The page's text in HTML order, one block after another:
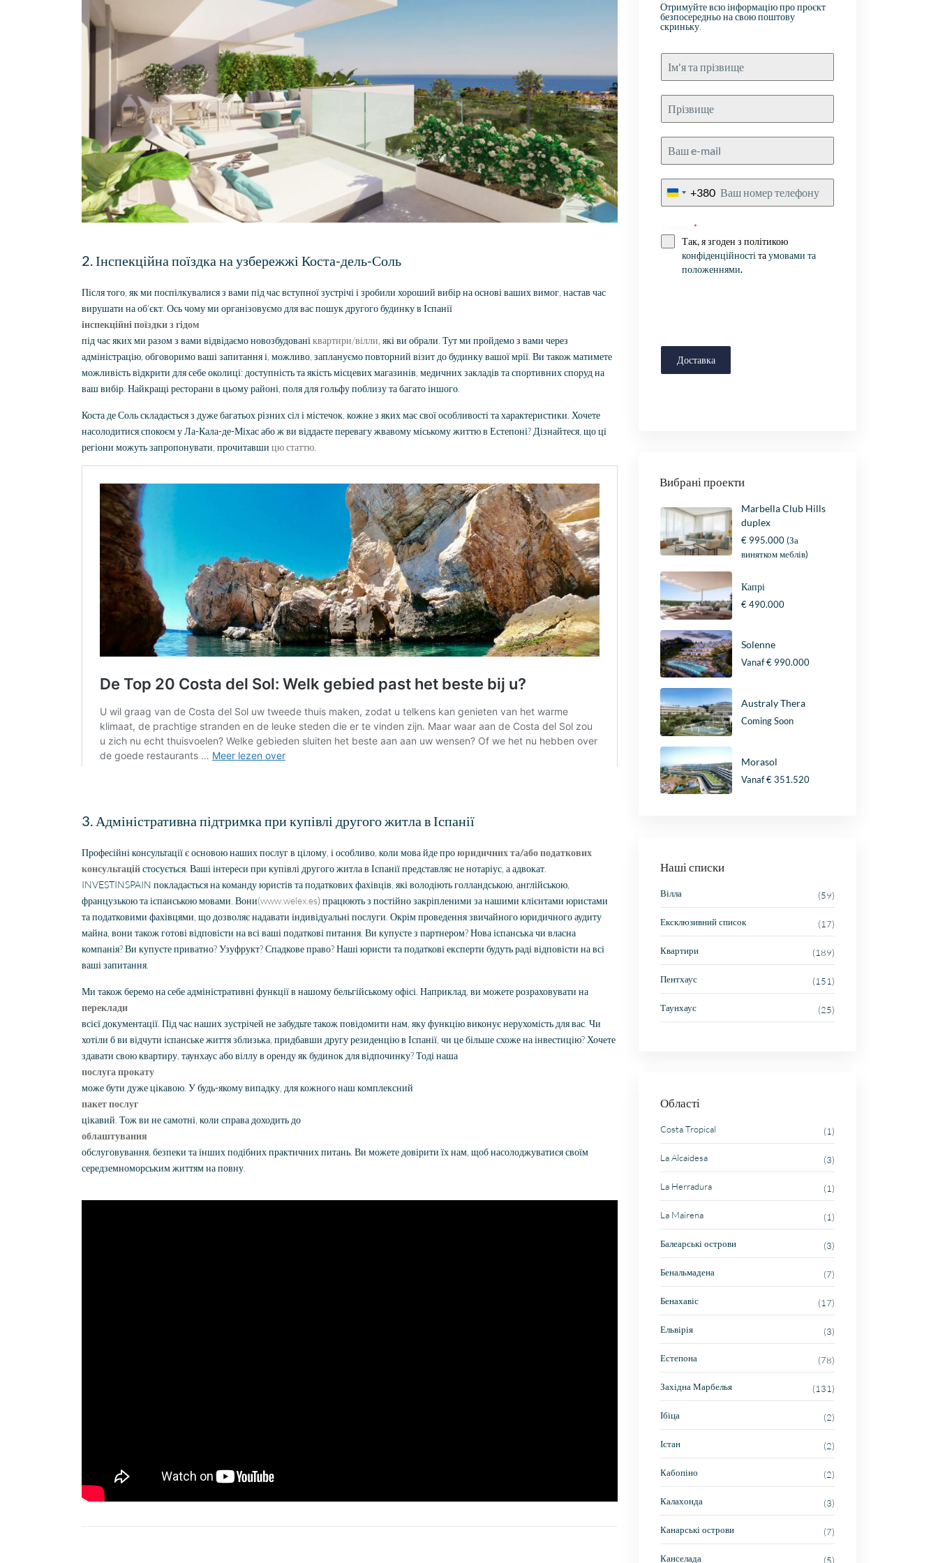
2. Інспекційна поїздка на узбережжі Коста-дель-Соль
Після того, як ми поспілкувалися з вами під час вступної зустрічі і зробили хороший вибір на основі ваших вимог, настав час
вирушати на об’єкт. Ось чому ми організовуємо для вас пошук другого будинку в Іспанії
інспекційні поїздки з гідом
під час яких ми разом з вами відвідаємо новозбудовані квартири/вілли , які ви обрали. Тут ми пройдемо з вами через
адміністрацію, обговоримо ваші запитання і, можливо, заплануємо повторний візит до будинку вашої мрії. Ви також матимете
можливість відкрити для себе околиці: доступність та якість місцевих магазинів, медичних закладів та спортивних споруд на
ваш вибір. Найкращі ресторани в цьому районі, поля для гольфу поблизу та багато іншого.
Коста де Соль складається з дуже багатьох різних сіл і містечок, кожне з яких має свої особливості та характеристики. Хочете
насолодитися спокоєм у Ла-Кала-де-Міхас або ж ви віддаєте перевагу жвавому міському життю в Естепоні? Дізнайтеся, що ці
регіони можуть запропонувати, прочитавши цю статтю
3. Адміністративна підтримка при купівлі другого житла в Іспанії
Професійні консультації є основою наших послуг в цілому, і особливо, коли мова йде проюридичних та/або податкових
консультаційстосується. Ваші інтереси при купівлі другого житла в Іспанії представляє не нотаріус, а адвокат.
INVESTINSPAIN покладається на команду юристів та податкових фахівців, які володіють голландською, англійською,
французькою та іспанською мовами. Вони(www.welex.es) працюють з постійно закріпленими за нашими клієнтами юристами
та податковими фахівцями, що дозволяє надавати індивідуальні послуги. Окрім проведення звичайного юридичного аудиту
майна, вони також готові відповісти на всі ваші податкові питання. Ви купуєте з партнером? Нова іспанська чи власна
компанія? Ви купуєте приватно? Узуфрукт? Спадкове право? Наші юристи та податкові експерти будуть раді відповісти на всі
ваші запитання.
Ми також беремо на себе адміністративні функції в нашому бельгійському офісі. Наприклад, ви можете розраховувати на
переклади
всієї документації. Під час наших зустрічей не забудьте також повідомити нам, яку функцію виконує нерухомість для вас. Чи
хотіли б ви відчути іспанське життя зблизька, придбавши другу резиденцію в Іспанії, чи це більше схоже на інвестицію? Хочете
здавати свою квартиру, таунхаус або віллу в оренду як будинок для відпочинку? Тоді наша
послуга прокату
може бути дуже цікавою. У будь-якому випадку, для кожного наш комплексний
пакет послуг
цікавий. Тож ви не самотні, коли справа доходить до
облаштування
обслуговування, безпеки та інших подібних практичних питань. Ви можете довірити їх нам, щоб насолоджуватися своїм
середземноморським життям на повну.
Отримуйте всю інформацію про проєкт
безпосередньо на свою поштову
скриньку.
Ukraine
+380
*
Так, я згоден з політикою
конфіденційності таумовами та
положеннями.
Доставка
Вибрані проекти
Marbella Club Hills
duplex
€ 995.000(За
винятком меблів)
Капрі
€ 490.000
Solenne
Vanaf€ 990.000
Australy Thera
Coming Soon
Morasol
Vanaf€ 351.520
Наші списки
Вілла (59)
Ексклюзивний список (17)
Квартири (189)
Пентхаус (151)
Таунхаус (25)
Області
Costa Tropical (1)
La Alcaidesa (3)
La Herradura (1)
La Mairena (1)
Балеарські острови (3)
Бенальмадена (7)
Бенахавіс (17)
Ельвірія (3)
Естепона (78)
Західна Марбелья (131)
Ібіца (2)
Істан (2)
Кабопіно (2)
Калахонда (3)
Канарські острови (7)
Канселада (5)